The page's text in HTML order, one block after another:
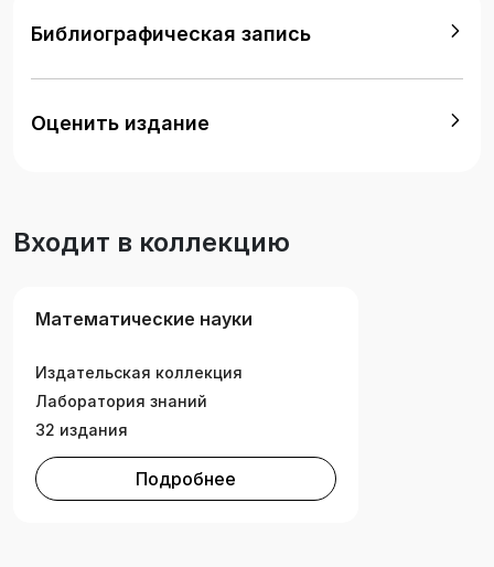
Библиографическая запись
Оценить издание
Входит в коллекцию
Математические науки
Издательская коллекция
Лаборатория знаний
32 издания
Подробнее